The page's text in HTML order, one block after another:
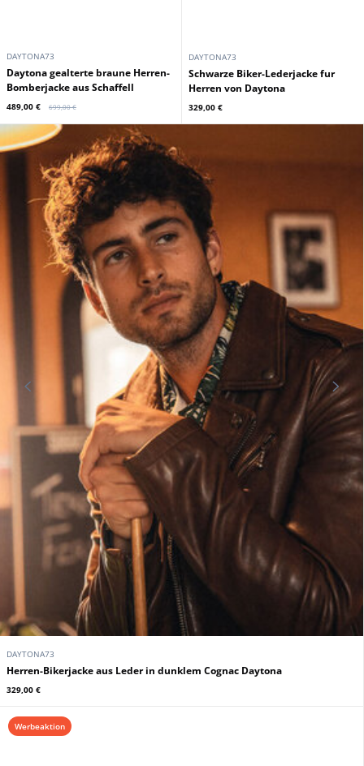
DAYTONA73
Daytona gealterte braune Herren-
Bomberjacke aus Schaffell
489,00 € 699,00 €
DAYTONA73
Schwarze Biker-Lederjacke fur
Herren von Daytona
329,00 €
DAYTONA73
Herren-Bikerjacke aus Leder in dunklem Cognac Daytona
329,00 €
Werbeaktion